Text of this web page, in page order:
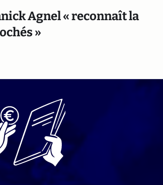
Agnel « reconnaît la
»